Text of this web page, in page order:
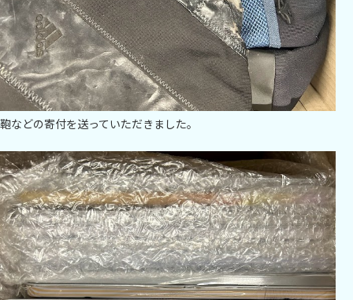
鞄などの寄付を送っていただきました。